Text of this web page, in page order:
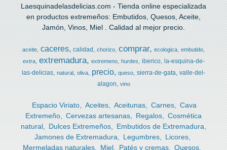
Laesquinadelasdelicias.com - Tienda online especializada
en productos extremeños: Embutidos, Quesos, Aceite,
Jamón, Vinos, Miel . Calidad al mejor precio.
aceite caceres calidad chorizo comprar ecologica embutido
extra
extremadura extremeno hurdes iberico la-esquina-de-
las-delicias natural oliva precio queso sierra-de-gata valle-del-
alagon
vino
Espacio Viriato Aceites Aceitunas Carnes
Cava
Extremeño
Cervezas artesanas Regalos
Cosmética
natural
Dulces Extremeños
Embutidos de Extremadura
Jamones de Extremadura
Legumbres
Licores
Mermeladas naturales
Miel Patés y cremas
Quesos